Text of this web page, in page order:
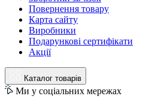
Повернення товару
Карта сайту
Виробники
Подарункові сертифікати
Акції
Каталог товарів
Ми у соціальних мережах